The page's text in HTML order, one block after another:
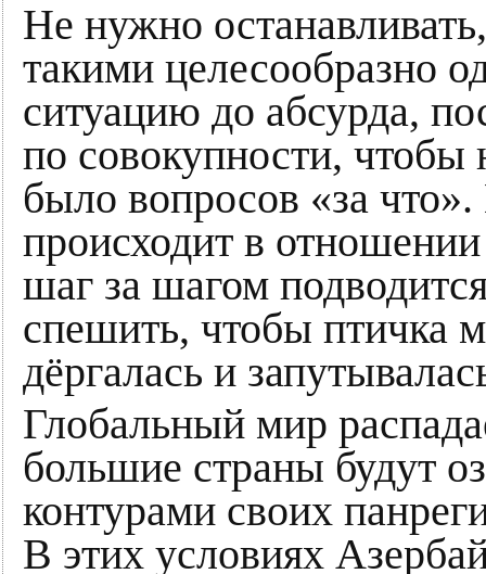
Не нужно
такими целесообразно
ситуацию до абсурда,
по совокупности, чтобы
было вопросов «за
происходит в
шаг за шагом
спешить, чтобы птичка
дёргалась и
Глобальный мир
большие страны будут
контурами своих
В этих условиях